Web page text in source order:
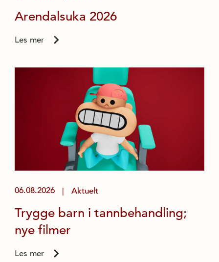
Arendalsuka 2026
Les mer
06.08.2026 | Aktuelt
Trygge barn i tannbehandling;
nye filmer
Les mer